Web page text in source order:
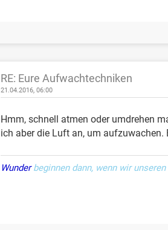
RE: Eure Aufwachtechniken
21.04.2016, 06:00
Hmm, schnell atmen oder umdrehen
ich aber die Luft an, um
Wunder beginnen dann, wenn wir unseren